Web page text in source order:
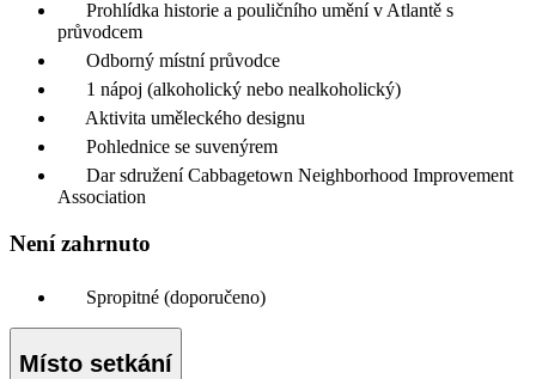
Prohlídka historie a pouličního umění v Atlantě s
průvodcem
Odborný místní průvodce
1 nápoj (alkoholický nebo nealkoholický)
Aktivita uměleckého designu
Pohlednice se suvenýrem
Dar sdružení Cabbagetown Neighborhood Improvement
Association
Není zahrnuto
Spropitné (doporučeno)
Místo setkání